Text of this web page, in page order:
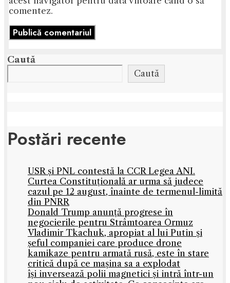
comentez.
Caută
Caută
Postări recente
USR și PNL contestă la CCR Legea ANI.
Curtea Constituțională ar urma să judece
cazul pe 12 august, înainte de termenul-limită
din PNRR
Donald Trump anunță progrese în
negocierile pentru Strâmtoarea Ormuz
Vladimir Tkachuk, apropiat al lui Putin și
șeful companiei care produce drone
kamikaze pentru armată rusă, este în stare
critică după ce mașina sa a explodat
își inversează polii magnetici și intră într-un